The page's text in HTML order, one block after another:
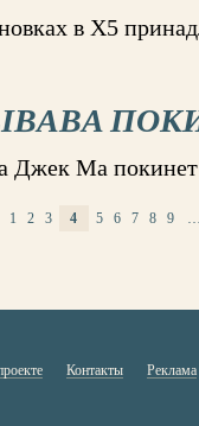
в X5
Джек Ма покинет
1 2 3 4 5 6 7 8 9
Контакты Реклама